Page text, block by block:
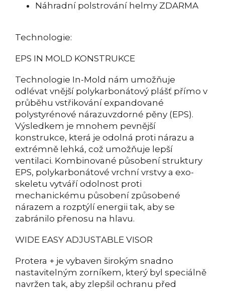
Náhradní polstrování helmy ZDARMA
Technologie:
EPS IN MOLD KONSTRUKCE
Technologie In-Mold nám umožňuje
odlévat vnější polykarbonátový plášť přímo v
průběhu vstřikování expandované
polystyrénové nárazuvzdorné pěny (EPS).
Výsledkem je mnohem pevnější
konstrukce, která je odolná proti nárazu a
extrémně lehká, což umožňuje lepší
ventilaci. Kombinované působení struktury
EPS, polykarbonátové vrchní vrstvy a exo-
skeletu vytváří odolnost proti
mechanickému působení způsobené
nárazem a rozptýlí energii tak, aby se
zabránilo přenosu na hlavu.
WIDE EASY ADJUSTABLE VISOR
Protera + je vybaven širokým snadno
nastavitelným zorníkem, který byl speciálně
navržen tak, aby zlepšil ochranu před